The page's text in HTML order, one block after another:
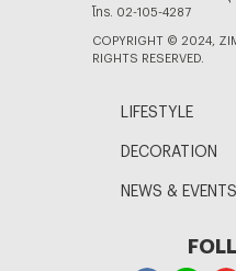
โทร. 02-105-4287
COPYRIGHT © 2024,
RIGHTS RESERVED.
LIFESTYLE
DECORATION
NEWS & EVENTS